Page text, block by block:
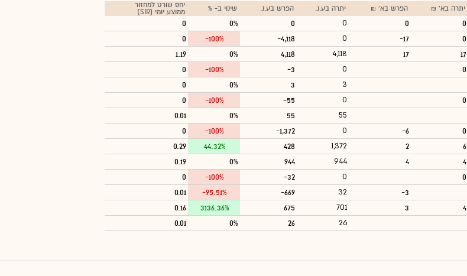
יתרה בא' ₪ הפרש בא' ₪ יתרה בע.נ. הפרש בע.נ. שינוי ב- %
יחס שורט למחזור
ממוצע יומי (SIR)
0
0
0
0
0%
0
0
-17
0
-4,118
-100%
0
17
17
4,118
4,118
0%
1.19
0
0
-3
-100%
0
3
3
0%
0
0
0
-55
-100%
0
55
55
0%
0.01
0
-6
0
-1,372
-100%
0
6
2
1,372
428
44.32%
0.29
4
4
944
944
0%
0.19
0
0
-32
-100%
0
-3
32
-669
-95.51%
0.01
4
3
701
675
3136.36%
0.16
26
26
0%
0.01